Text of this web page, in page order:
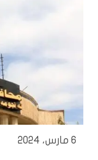
6 مارس، 2024